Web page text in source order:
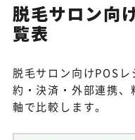
脱毛サロン向
覧表
脱毛サロン向けPOS
約・決済・外部連携
軸で比較します。